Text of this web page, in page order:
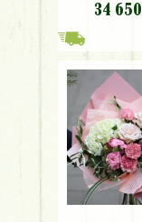
34 650